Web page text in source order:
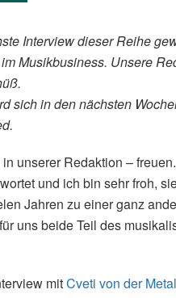
Interview dieser Reihe
Musikbusiness. Unsere
sich in den nächsten
unserer Redaktion –
und ich bin sehr froh,
Jahren zu einer ganz
uns beide Teil des
mitCveti von der